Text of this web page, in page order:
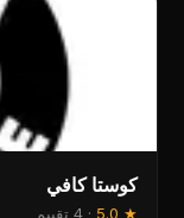
كوستا كافي
★
5.0
·4 تقييم